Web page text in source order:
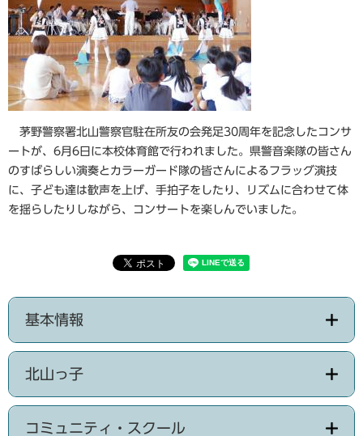
茅野警察署北山警察官駐在所友の会発足30周年を記念したコンサ
ートが、6月6日に本校体育館で行われました。県警音楽隊の皆さん
のすばらしい演奏とカラーガード隊の皆さんによるフラッグ演技
に、子ども達は歓声を上げ、手拍子をしたり、リズムに合わせて体
を揺らしたりしながら、コンサートを楽しんでいました。
基本情報
北山っ子
コミュニティ・スクール